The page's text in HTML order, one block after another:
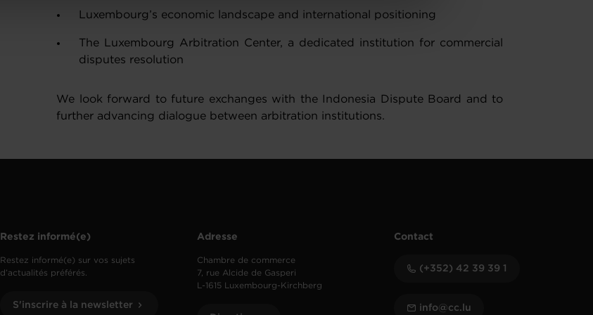
Luxembourg’s economic landscape and international positioning
The Luxembourg Arbitration Center, a dedicated institution for commercial
disputes resolution
We look forward to future exchanges with the Indonesia Dispute Board and to
further advancing dialogue between arbitration institutions.
Restez informé(e)
Restez informé(e) sur vos sujets
d’actualités préférés.
S'inscrire à la newsletter
Adresse
Chambre de commerce
7, rue Alcide de Gasperi
L-1615 Luxembourg-Kirchberg
Contact
(+352) 42 39 39 1
info@cc.lu